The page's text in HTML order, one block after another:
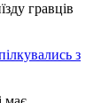
гравців
з